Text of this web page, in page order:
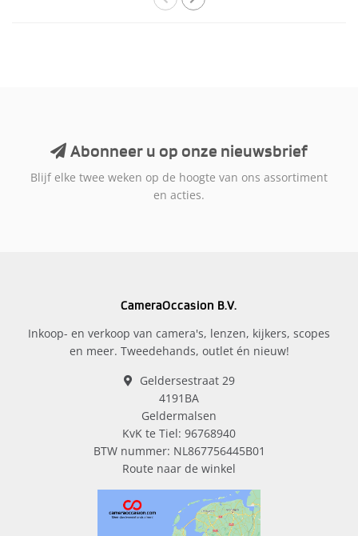
Abonneer u op onze nieuwsbrief
Blijf elke twee weken op de hoogte van ons assortiment
en acties.
CameraOccasion B.V.
Inkoop- en verkoop van camera's, lenzen, kijkers, scopes
en meer. Tweedehands, outlet én nieuw!
Geldersestraat 29
4191BA
Geldermalsen
KvK te Tiel: 96768940
BTW nummer: NL867756445B01
Route naar de winkel